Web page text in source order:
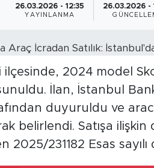
26.03.2026 - 12:35
YAYINLANMA
26.03.2026 -
ilçesinde, 2024 model
İlan, İstanbul
duyuruldu ve
belirlendi. Satışa
2025/231182 Esas